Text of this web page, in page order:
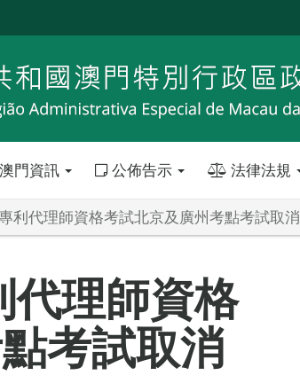
門資訊 公佈告示 法律法規
利代理師資格考試北京及廣州考點考試取消
理師資格
考試取消